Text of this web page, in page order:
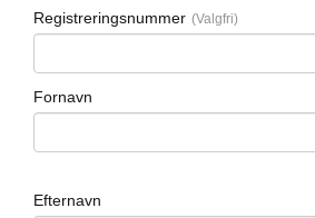
Registreringsnummer
Fornavn
Efternavn